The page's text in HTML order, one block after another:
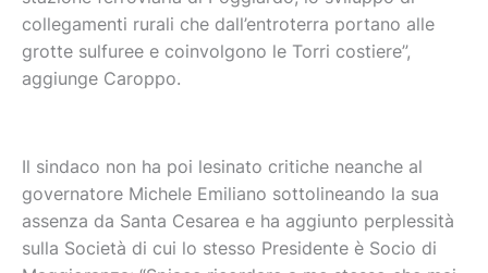
collegamenti rurali che dall’entroterra portano alle
grotte sulfuree e coinvolgono le Torri costiere”,
aggiunge Caroppo.
Il sindaco non ha poi lesinato critiche neanche al
governatore Michele Emiliano sottolineando la sua
assenza da Santa Cesarea e ha aggiunto perplessità
sulla Società di cui lo stesso Presidente è Socio di